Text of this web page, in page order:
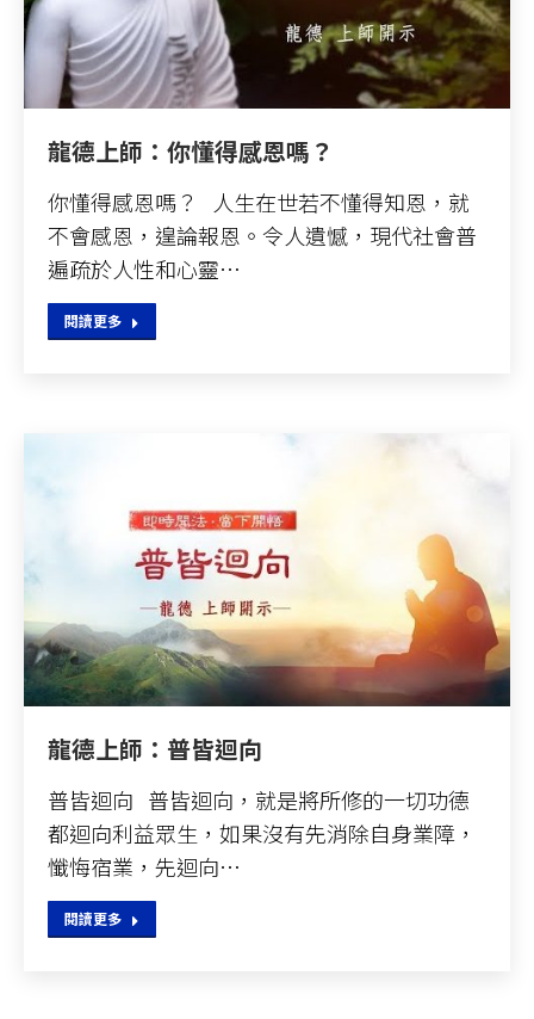
龍德上師：你懂得感恩嗎？
你懂得感恩嗎？ 人生在世若不懂得知恩，就
不會感恩，遑論報恩。令人遺憾，現代社會普
遍疏於人性和心靈…
閱讀更多
龍德上師：普皆迴向
普皆迴向 普皆迴向，就是將所修的一切功德
都迴向利益眾生，如果沒有先消除自身業障，
懺悔宿業，先迴向…
閱讀更多